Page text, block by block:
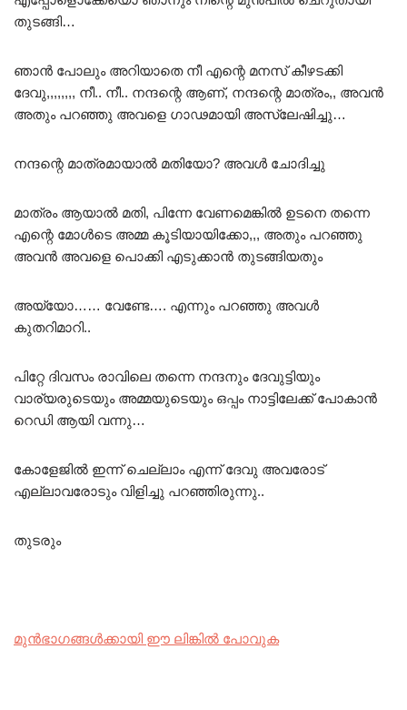
തുടങ്ങി…
ഞാൻ പോലും അറിയാതെ നീ എന്റെ മനസ് കീഴടക്കി
ദേവു,,,,,,,, നീ.. നീ.. നന്ദന്റെ ആണ്, നന്ദന്റെ മാത്രം,, അവൻ
അതും പറഞ്ഞു അവളെ ഗാഢമായി അസ്ലേഷിച്ചു…
നന്ദന്റെ മാത്രമായാൽ മതിയോ? അവൾ ചോദിച്ചു
മാത്രം ആയാൽ മതി, പിന്നേ വേണമെങ്കിൽ ഉടനെ തന്നെ
എന്റെ മോൾടെ അമ്മ കൂടിയായിക്കോ,,, അതും പറഞ്ഞു
അവൻ അവളെ പൊക്കി എടുക്കാൻ തുടങ്ങിയതും
അയ്യോ…… വേണ്ടേ…. എന്നും പറഞ്ഞു അവൾ
കുതറിമാറി..
പിറ്റേ ദിവസം രാവിലെ തന്നെ നന്ദനും ദേവുട്ടിയും
വാര്യരുടെയും അമ്മയുടെയും ഒപ്പം നാട്ടിലേക്ക് പോകാൻ
റെഡി ആയി വന്നു…
കോളേജിൽ ഇന്ന് ചെല്ലാം എന്ന് ദേവു അവരോട്
എല്ലാവരോടും വിളിച്ചു പറഞ്ഞിരുന്നു..
തുടരും
മുൻഭാഗങ്ങൾക്കായി ഈ ലിങ്കിൽ പോവുക